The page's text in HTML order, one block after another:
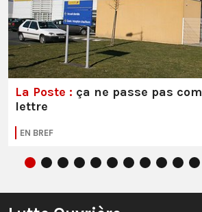
La Poste : ça ne passe pas
lettre
EN BREF